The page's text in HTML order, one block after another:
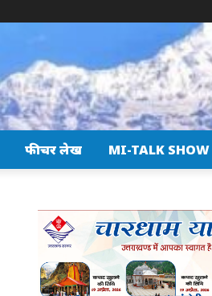
फीचर लेख MI-TALK SHOW